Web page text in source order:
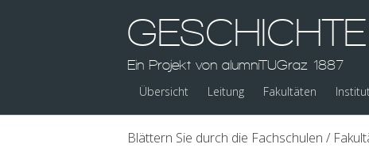
GESCHICHTE
Ein Projekt von alumniTUGraz 1887
Übersicht Leitung Fakultäten
Blättern Sie durch die Fachschulen /